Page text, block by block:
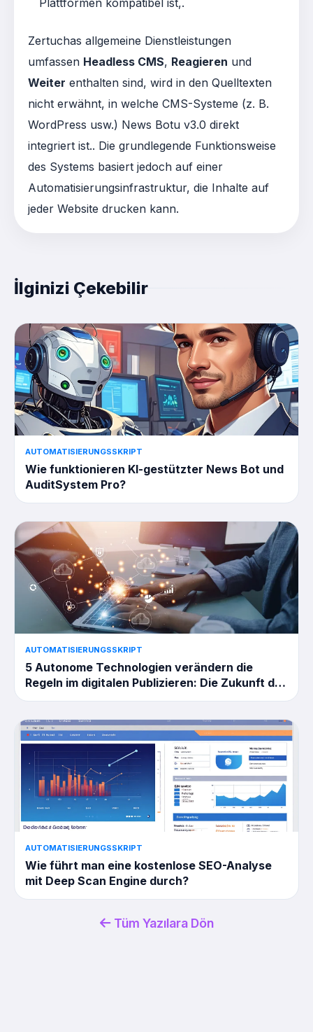
Zertuchas allgemeine Dienstleistungen
umfassen Headless CMS, Reagieren und
Weiter enthalten sind, wird in den Quelltexten
nicht erwähnt, in welche CMS-Systeme (z. B.
WordPress usw.) News Botu v3.0 direkt
integriert ist.. Die grundlegende Funktionsweise
des Systems basiert jedoch auf einer
Automatisierungsinfrastruktur, die Inhalte auf
jeder Website drucken kann.
İlginizi Çekebilir
AUTOMATISIERUNGSSKRIPT
Wie funktionieren KI-gestützter News Bot und
AuditSystem Pro?
AUTOMATISIERUNGSSKRIPT
5 Autonome Technologien verändern die
Regeln im digitalen Publizieren: Die Zukunft der
Inhaltsproduktion
AUTOMATISIERUNGSSKRIPT
Wie führt man eine kostenlose SEO-Analyse
mit Deep Scan Engine durch?
Tüm Yazılara Dön